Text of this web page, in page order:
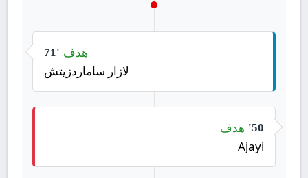
71' هدف
لازار ساماردزيتش
50' هدف
Ajayi